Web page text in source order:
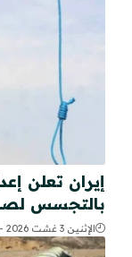
إيران تعلن
بالتجسس
الإثنين 3 غشت 2026 - 16:22